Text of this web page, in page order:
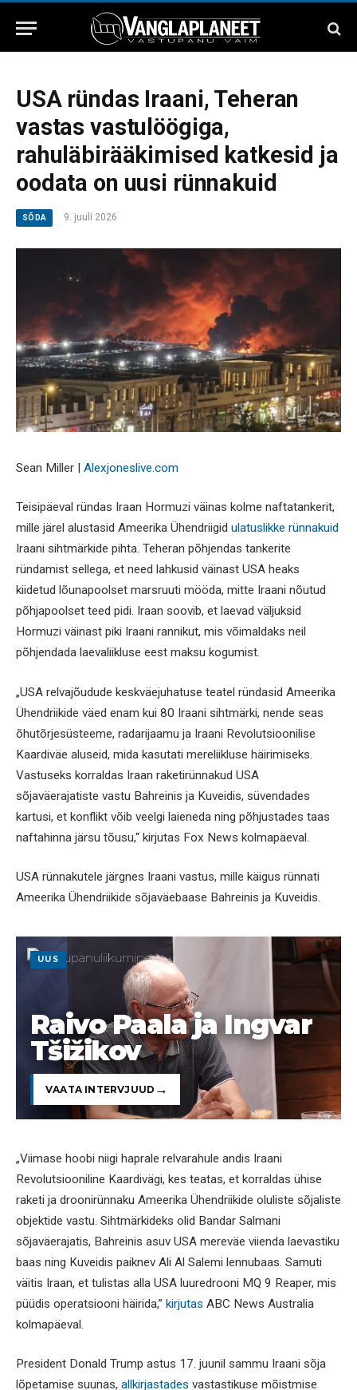
USA ründas Iraani, Teheran
vastas vastulöögiga,
rahuläbirääkimised katkesid ja
oodata on uusi rünnakuid
SÕDA 9. juuli 2026
Sean Miller | Alexjoneslive.com
Teisipäeval ründas Iraan Hormuzi väinas kolme naftatankerit,
mille järel alustasid Ameerika Ühendriigid ulatuslikke rünnakuid
Iraani sihtmärkide pihta. Teheran põhjendas tankerite
ründamist sellega, et need lahkusid väinast USA heaks
kiidetud lõunapoolset marsruuti mööda, mitte Iraani nõutud
põhjapoolset teed pidi. Iraan soovib, et laevad väljuksid
Hormuzi väinast piki Iraani rannikut, mis võimaldaks neil
põhjendada laevaliikluse eest maksu kogumist.
„USA relvajõudude keskväejuhatuse teatel ründasid Ameerika
Ühendriikide väed enam kui 80 Iraani sihtmärki, nende seas
õhutõrjesüsteeme, radarijaamu ja Iraani Revolutsioonilise
Kaardiväe aluseid, mida kasutati mereliikluse häirimiseks.
Vastuseks korraldas Iraan raketirünnakud USA
sõjaväerajatiste vastu Bahreinis ja Kuveidis, süvendades
kartusi, et konflikt võib veelgi laieneda ning põhjustades taas
naftahinna järsu tõusu,“ kirjutas Fox News kolmapäeval.
USA rünnakutele järgnes Iraani vastus, mille käigus rünnati
Ameerika Ühendriikide sõjaväebaase Bahreinis ja Kuveidis.
UUS
Raivo Paala ja Ingvar
Tšižikov
VAATA INTERVJUUD
„Viimase hoobi niigi haprale relvarahule andis Iraani
Revolutsiooniline Kaardivägi, kes teatas, et korraldas ühise
raketi ja droonirünnaku Ameerika Ühendriikide oluliste sõjaliste
objektide vastu. Sihtmärkideks olid Bandar Salmani
sõjaväerajatis, Bahreinis asuv USA mereväe viienda laevastiku
baas ning Kuveidis paiknev Ali Al Salemi lennubaas. Samuti
väitis Iraan, et tulistas alla USA luuredrooni MQ 9 Reaper, mis
püüdis operatsiooni häirida,” kirjutas ABC News Australia
kolmapäeval.
President Donald Trump astus 17. juunil sammu Iraani sõja
lõpetamise suunas, allkirjastades vastastikuse mõistmise